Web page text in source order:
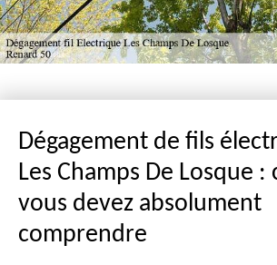
Dégagement de fils
Les Champs De Losque :
vous devez absolument
comprendre